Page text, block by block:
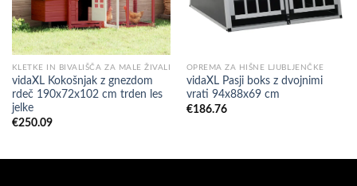
KLETKE IN BIVALIŠČA ZA MALE ŽIVALI
vidaXL Kokošnjak z gnezdom
rdeč 190x72x102 cm trden les
jelke
€250.09
OPREMA ZA HIŠNE LJUBLJENČKE
vidaXL Pasji boks z dvojnimi
vrati 94x88x69 cm
€186.76